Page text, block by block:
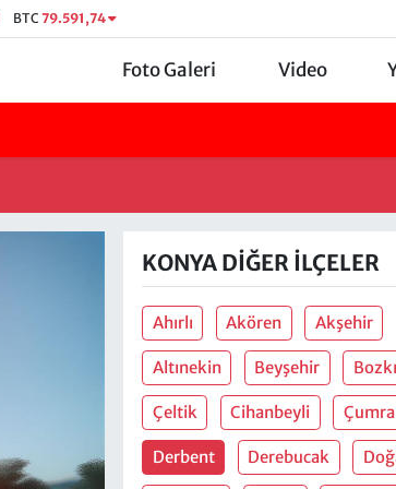
BTC 79.591,74
Foto Galeri Video
KONYA DIĞER İLÇELER
Ahırlı Akören Akşehir
Altınekin Beyşehir
Çeltik Cihanbeyli Çumra
Derbent Derebucak